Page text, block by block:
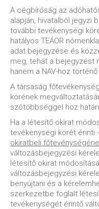
A cégbíróság az
alapján, hivatalból jegyzi
további tevékenységi
hatályos TEÁOR
adat bejegyzése és
meg, tehát a bejegyzést
hanem a NAV-hoz
A társaság
körének
szótöbbséggel hoz
Ha a létesítő okirat
tevékenységi körét érinti -
okiratbeli
változásbejegyzési
létesítő okirat
változásbejegyzési
benyújtani és a
szerkezetbe foglalt
tevékenységét érintő